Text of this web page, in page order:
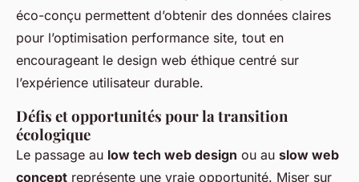
éco-conçu permettent d’obtenir des données claires
pour l’optimisation performance site, tout en
encourageant le design web éthique centré sur
l’expérience utilisateur durable.
Défis et opportunités pour la transition
écologique
Le passage au low tech web design ou au slow web
concept représente une vraie opportunité. Miser sur